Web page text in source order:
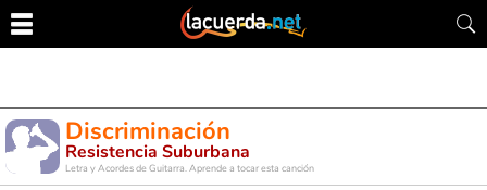
Discriminación
Resistencia Suburbana
Letra y Acordes de Guitarra. Aprende a tocar esta canción